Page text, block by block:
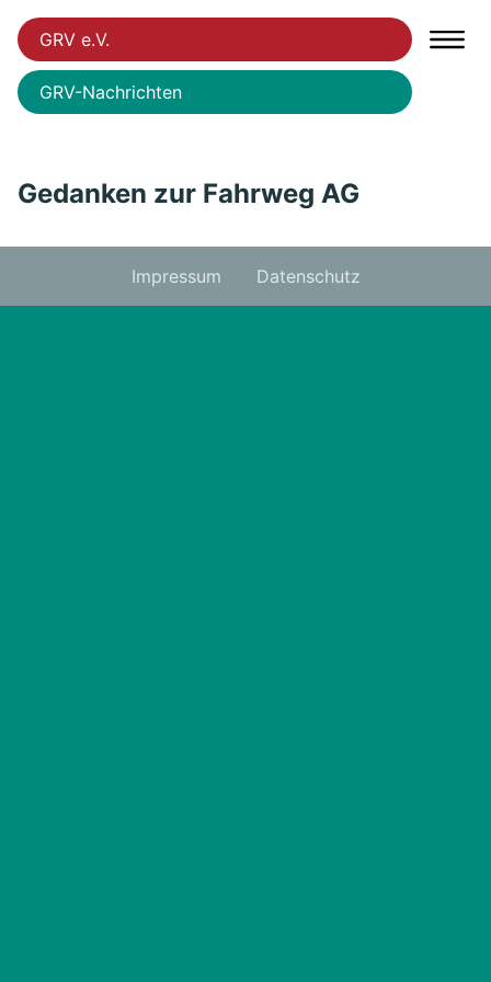
GRV e.V.
GRV-Nachrichten
Gedanken zur Fahrweg AG
Impressum Datenschutz